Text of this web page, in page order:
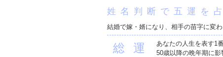
姓名判断で五運を
結婚で嫁・婿になり、相手の苗字に変
総運
あなたの人生を表す1
50歳以降の晩年期に影